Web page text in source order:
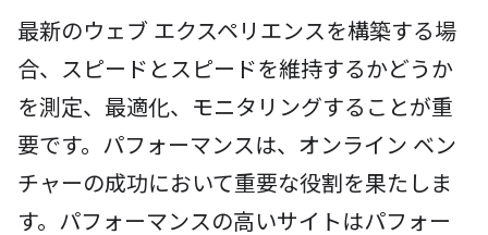
最新のウェブ エクスペリエンスを構築する場
合、スピードとスピードを維持するかどうか
を測定、最適化、モニタリングすることが重
要です。パフォーマンスは、オンライン ベン
チャーの成功において重要な役割を果たしま
す。パフォーマンスの高いサイトはパフォー